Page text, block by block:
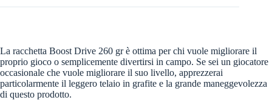
La racchetta Boost Drive 260 gr è ottima per chi vuole migliorare il
proprio gioco o semplicemente divertirsi in campo. Se sei un giocatore
occasionale che vuole migliorare il suo livello, apprezzerai
particolarmente il leggero telaio in grafite e la grande maneggevolezza
di questo prodotto.